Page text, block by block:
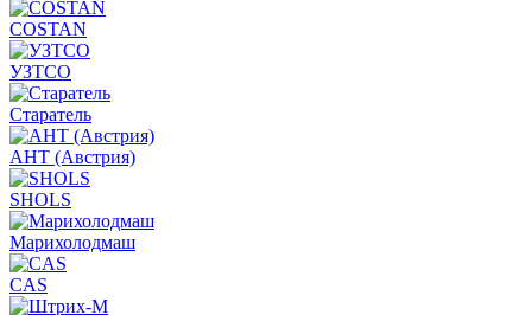
COSTAN
УЗТСО
Старатель
АНТ (Австрия)
SHOLS
Марихолодмаш
CAS